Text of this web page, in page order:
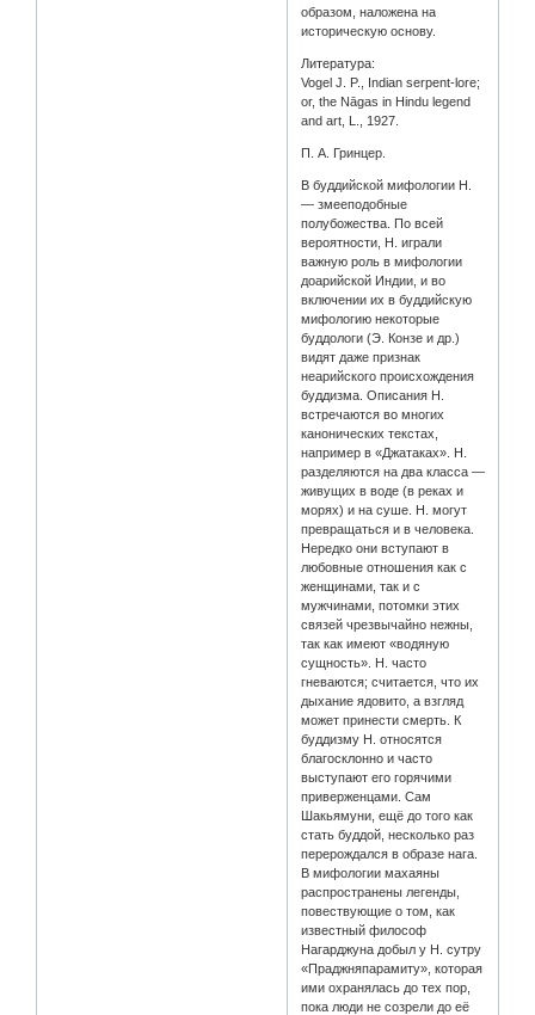
образом, наложена на
историческую основу.
Литература:
Vogel J. P., Indian serpent-lore;
or, the Nāgas in Hindu legend
and art, L., 1927.
П. А. Гринцер.
В буддийской мифологии Н.
— змееподобные
полубожества. По всей
вероятности, Н. играли
важную роль в мифологии
доарийской Индии, и во
включении их в буддийскую
мифологию некоторые
буддологи (Э. Конзе и др.)
видят даже признак
неарийского происхождения
буддизма. Описания Н.
встречаются во многих
канонических текстах,
например в «Джатаках». Н.
разделяются на два класса —
живущих в воде (в реках и
морях) и на суше. Н. могут
превращаться и в человека.
Нередко они вступают в
любовные отношения как с
женщинами, так и с
мужчинами, потомки этих
связей чрезвычайно нежны,
так как имеют «водяную
сущность». Н. часто
гневаются; считается, что их
дыхание ядовито, а взгляд
может принести смерть. К
буддизму Н. относятся
благосклонно и часто
выступают его горячими
приверженцами. Сам
Шакьямуни, ещё до того как
стать буддой, несколько раз
перерождался в образе нага.
В мифологии махаяны
распространены легенды,
повествующие о том, как
известный философ
Нагарджуна добыл у Н. сутру
«Праджняпарамиту», которая
ими охранялась до тех пор,
пока люди не созрели до её